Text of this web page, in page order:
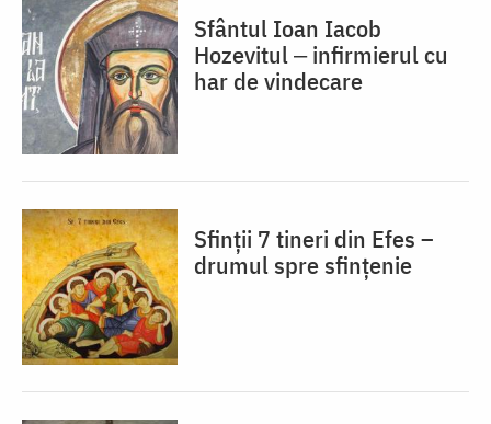
Sfântul Ioan Iacob
Hozevitul ‒ infirmierul cu
har de vindecare
Sfinții 7 tineri din Efes –
drumul spre sfințenie